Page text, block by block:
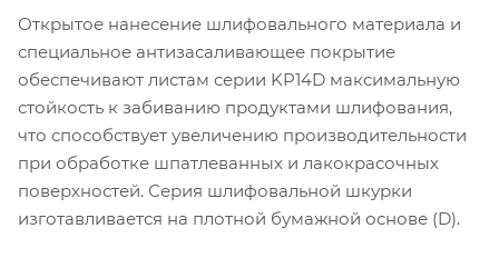
Открытое нанесение шлифовального материала и
специальное антизасаливающее покрытие
обеспечивают листам серии KP14D максимальную
стойкость к забиванию продуктами шлифования,
что способствует увеличению производительности
при обработке шпатлеванных и лакокрасочных
поверхностей. Серия шлифовальной шкурки
изготавливается на плотной бумажной основе (D).